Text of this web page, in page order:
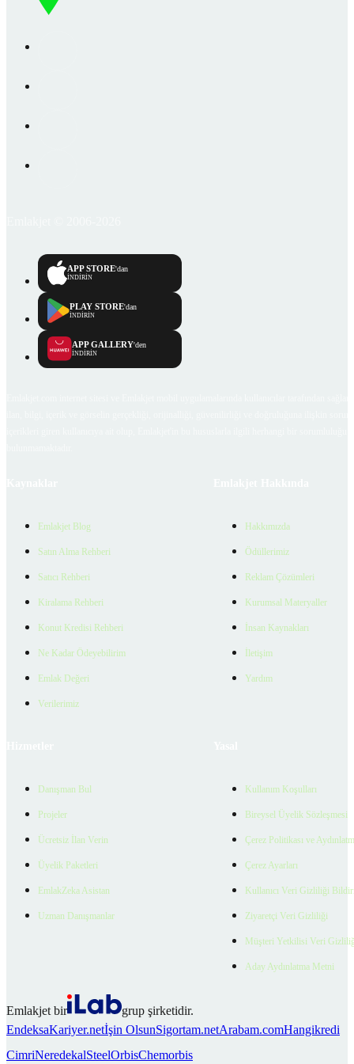
APP STORE'dan
İNDİRİN
PLAY STORE'dan
İNDİRİN
APP GALLERY'den
İNDİRİN
Emlakjet Blog
Satın Alma Rehberi
Satıcı Rehberi
Kiralama Rehberi
Konut Kredisi Rehberi
Ne Kadar Ödeyebilirim
Emlak Değeri
Verilerimiz
Hakkımızda
Ödüllerimiz
Reklam Çözümleri
Kurumsal Materyaller
İnsan Kaynakları
İletişim
Yardım
Danışman Bul
Projeler
Ücretsiz İlan Verin
Üyelik Paketleri
EmlakZeka Asistan
Uzman Danışmanlar
Kullanım Koşulları
Bireysel Üyelik Sözleşmesi
Çerez Politikası ve
Çerez Ayarları
Kullanıcı Veri Gizliliği
Ziyaretçi Veri Gizliliği
Müşteri Yetkilisi Veri
Aday Aydınlatma Metni
Emlakjet bir
grup şirketidir.
EndeksaKariyer.netİşin OlsunSigortam.netArabam.comHangikredi
CimriNeredekalSteelOrbisChemorbis